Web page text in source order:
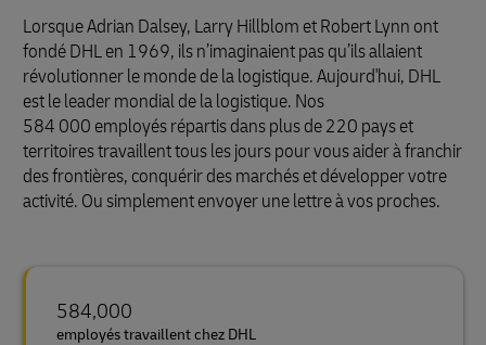
Lorsque Adrian Dalsey, Larry Hillblom et Robert Lynn ont
fondé DHL en 1969, ils n’imaginaient pas qu’ils allaient
révolutionner le monde de la logistique. Aujourd'hui, DHL
est le leader mondial de la logistique. Nos
584 000 employés répartis dans plus de 220 pays et
territoires travaillent tous les jours pour vous aider à franchir
des frontières, conquérir des marchés et développer votre
activité. Ou simplement envoyer une lettre à vos proches.
584,000
employés travaillent chez DHL